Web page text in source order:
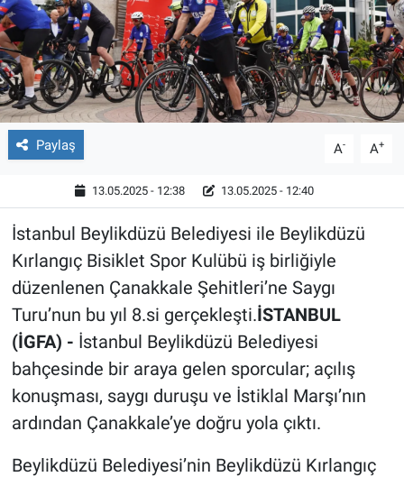
Paylaş A- A+
13.05.2025 - 12:38 13.05.2025 - 12:40
İstanbul Beylikdüzü Belediyesi ile Beylikdüzü
Kırlangıç Bisiklet Spor Kulübü iş birliğiyle
düzenlenen Çanakkale Şehitleri’ne Saygı
Turu’nun bu yıl 8.si gerçekleşti.İSTANBUL
(İGFA) - İstanbul Beylikdüzü Belediyesi
bahçesinde bir araya gelen sporcular; açılış
konuşması, saygı duruşu ve İstiklal Marşı’nın
ardından Çanakkale’ye doğru yola çıktı.
Beylikdüzü Belediyesi’nin Beylikdüzü Kırlangıç
Röportaj
Video Galeri